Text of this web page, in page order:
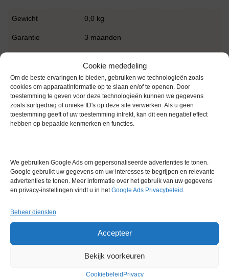
Cookie mededeling
Om de beste ervaringen te bieden, gebruiken we technologieën zoals
cookies om apparaatinformatie op te slaan en/of te openen. Door
toestemming te geven voor deze technologieën kunnen we gegevens
zoals surfgedrag of unieke ID's op deze site verwerken. Als u geen
toestemming geeft of uw toestemming intrekt, kan dit een negatief effect
hebben op bepaalde kenmerken en functies.
We gebruiken Google Ads om gepersonaliseerde advertenties te tonen.
Google gebruikt uw gegevens om uw interesses te begrijpen en relevante
advertenties te tonen. Meer informatie over het gebruik van uw gegevens
en privacy-instellingen vindt u in hetGoogle Ads Privacybeleid .
Beheer diensten
Accepteer
Bekijk voorkeuren
Cookiebeleid Privacy
Gewicht 0,0 kg
Garantie 3 maanden
Bouwjaar 2021
Merk Overige merken
Gerelateerde producten
Via bemiddeling